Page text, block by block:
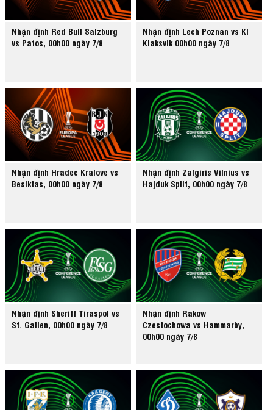
Nhận định Red Bull Salzburg
vs Pafos, 00h00 ngày 7/8
Nhận định Lech Poznan vs KI
Klaksvik 00h00 ngày 7/8
Nhận định Hradec Kralove vs
Besiktas, 00h00 ngày 7/8
Nhận định Zalgiris Vilnius vs
Hajduk Split, 00h00 ngày 7/8
Nhận định Sheriff Tiraspol vs
St. Gallen, 00h00 ngày 7/8
Nhận định Rakow
Czestochowa vs Hammarby,
00h00 ngày 7/8